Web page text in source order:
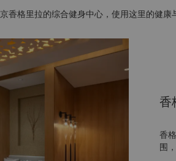
香格里拉的综合健身中心，使用这里的健康
香
香
围